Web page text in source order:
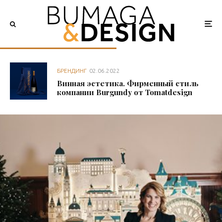
БРЕНДИНГ 02.06.2022
Винная эстетика. Фирменный стиль
компании Burgundy от Tomatdesign